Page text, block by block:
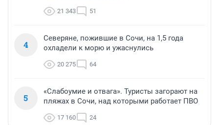
21 343 51
4
Северяне, пожившие в Сочи, на 1,5 года
охладели к морю и ужаснулись
20 275 64
5
«Слабоумие и отвага». Туристы загорают на
пляжах в Сочи, над которыми работает ПВО
17 160 24